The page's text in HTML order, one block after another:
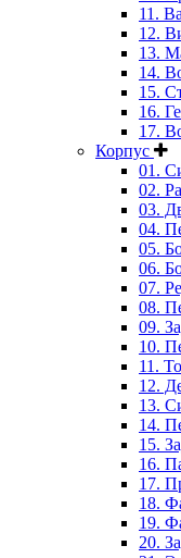
11.
12.
13.
14.
15.
16.
17.
Корпус
01.
02.
03.
04.
05.
06.
07.
08.
09.
10.
11.
12.
13.
14.
15.
16.
17.
18.
19.
20.